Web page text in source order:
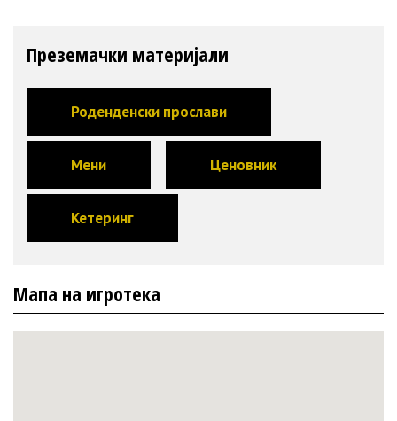
Преземачки материјали
Роденденски прослави
Мени Ценовник
Кетеринг
Мапа на игротека